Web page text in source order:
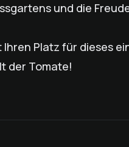
und die
Ihren Platz für dieses
der Tomate!